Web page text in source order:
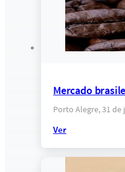
Mercado
Porto Alegre, 31
Ver